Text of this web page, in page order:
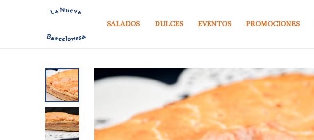
SALADOS DULCES EVENTOS PROMOCIONES